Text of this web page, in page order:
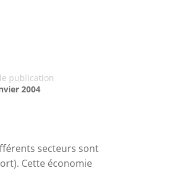
publication
2004
secteurs sont
Cette économie